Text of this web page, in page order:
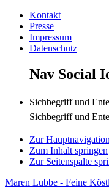
Kontakt
Presse
Impressum
Datenschutz
Nav Social
Sichbegriff und
Sichbegriff und
Zur
Zum Inhalt springen
Zur Seitenspalte
Maren Lubbe - Feine